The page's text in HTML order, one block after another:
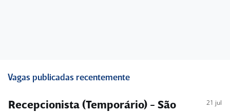
Vagas publicadas recentemente
Recepcionista (Temporário) - São
21 jul